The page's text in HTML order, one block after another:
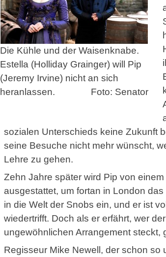
Die Kühle und der Waisenknabe.
Estella (Holliday Grainger) will Pip
(Jeremy Irvine) nicht an sich
heranlassen.
Foto: Senator
sozialen Unterschieds keine Zukunft
seine Besuche nicht mehr wünscht,
Lehre zu gehen.
Zehn Jahre später wird Pip von
ausgestattet, um fortan in London
in die Welt der Snobs ein, und er ist
wiedertrifft. Doch als er erfährt, wer
ungewöhnlichen Arrangement steckt,
Regisseur Mike Newell, der schon so